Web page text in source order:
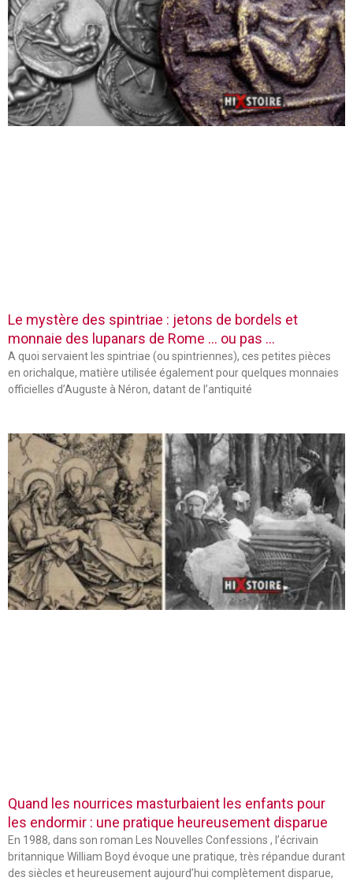
Le mystère des spintriae : jetons de bordels et
monnaie des lupanars de Rome … ou pas …
A quoi servaient les spintriae (ou spintriennes), ces petites pièces
en orichalque, matière utilisée également pour quelques monnaies
officielles d’Auguste à Néron, datant de l’antiquité
Quand les nourrices masturbaient les enfants pour
les endormir : une pratique heureusement disparue
En 1988, dans son roman Les Nouvelles Confessions , l’écrivain
britannique William Boyd évoque une pratique, très répandue durant
des siècles et heureusement aujourd’hui complètement disparue,